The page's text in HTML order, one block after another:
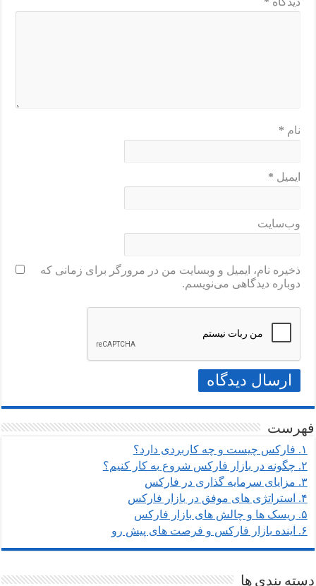
نام *
ایمیل *
وب‌سایت
ذخیره نام، ایمیل و وبسایت من در مرورگر برای زمانی که
دوباره دیدگاهی می‌نویسم.
فهرست
۱.
فارکس چیست و چه کاربردی دارد؟
۲. چگونه در بازار فارکس شروع به کار کنیم؟
۳. مزایای سرمایه گذاری در فارکس
۴.
استراتژی های موفق در بازار فارکس
۵. ریسک ها و چالش های بازار فارکس
۶.
آینده بازار فارکس و فرصت های پیش رو
دسته بندی ها